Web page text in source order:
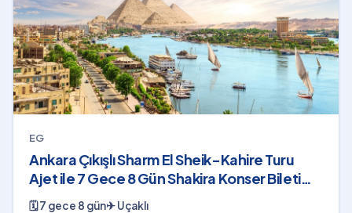
EG
Ankara Çıkışlı Sharm El Sheik-Kahire Turu
Ajet ile 7 Gece 8 Gün Shakira Konser Bileti
Dahil
🗓7 gece 8 gün✈Uçaklı